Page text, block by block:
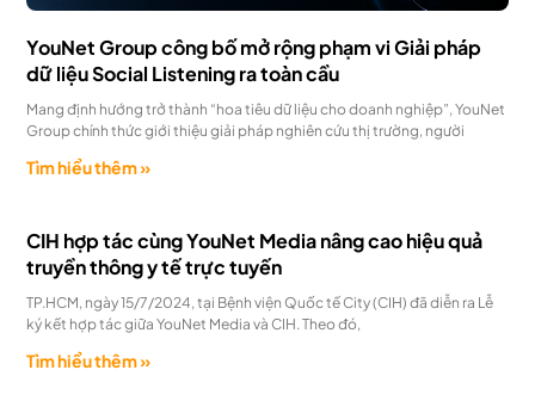
YouNet Group công bố mở rộng phạm vi Giải pháp
dữ liệu Social Listening ra toàn cầu
Mang định hướng trở thành “hoa tiêu dữ liệu cho doanh nghiệp”, YouNet
Group chính thức giới thiệu giải pháp nghiên cứu thị trường, người
Tìm hiểu thêm »
CIH hợp tác cùng YouNet Media nâng cao hiệu quả
truyền thông y tế trực tuyến
TP.HCM, ngày 15/7/2024, tại Bệnh viện Quốc tế City (CIH) đã diễn ra Lễ
ký kết hợp tác giữa YouNet Media và CIH. Theo đó,
Tìm hiểu thêm »